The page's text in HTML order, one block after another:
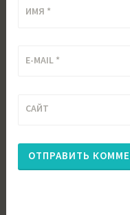
ИМЯ *
E-MAIL *
САЙТ